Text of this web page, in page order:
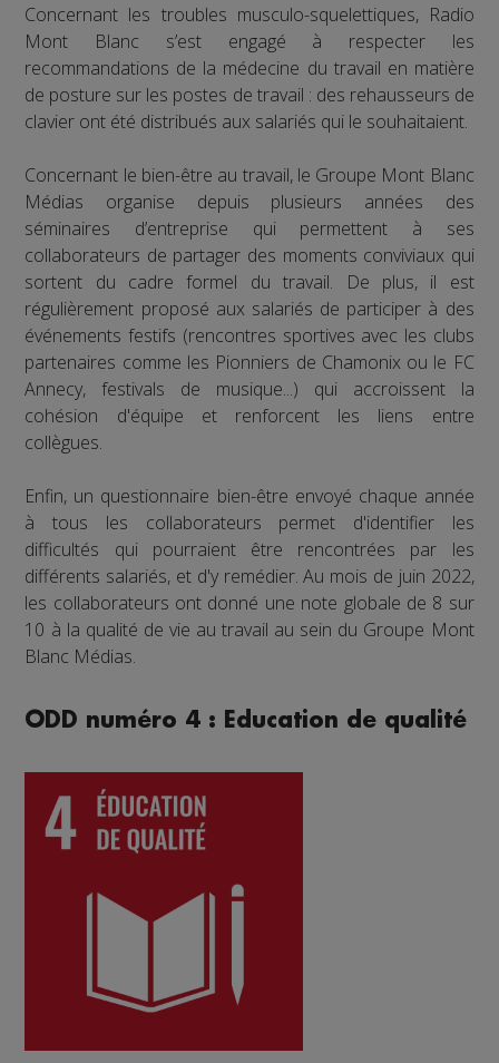
Concernant les troubles musculo-squelettiques, Radio
Mont Blanc s’est engagé à respecter les
recommandations de la médecine du travail en matière
de posture sur les postes de travail : des rehausseurs de
clavier ont été distribués aux salariés qui le souhaitaient.
Concernant le bien-être au travail, le Groupe Mont Blanc
Médias organise depuis plusieurs années des
séminaires d’entreprise qui permettent à ses
collaborateurs de partager des moments conviviaux qui
sortent du cadre formel du travail. De plus, il est
régulièrement proposé aux salariés de participer à des
événements festifs (rencontres sportives avec les clubs
partenaires comme les Pionniers de Chamonix ou le FC
Annecy, festivals de musique...) qui accroissent la
cohésion d'équipe et renforcent les liens entre
collègues.
Enfin, un questionnaire bien-être envoyé chaque année
à tous les collaborateurs permet d'identifier les
difficultés qui pourraient être rencontrées par les
différents salariés, et d'y remédier. Au mois de juin 2022,
les collaborateurs ont donné une note globale de 8 sur
10 à la qualité de vie au travail au sein du Groupe Mont
Blanc Médias.
ODD numéro 4 : Education de qualité